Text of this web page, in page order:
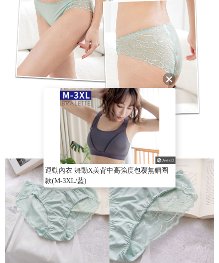
運動內衣 舞動X美背中高強度包覆無鋼圈
款(M-3XL/藍)